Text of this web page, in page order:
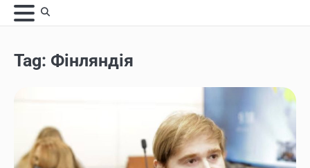
Skip
to
Tag: Фінляндія